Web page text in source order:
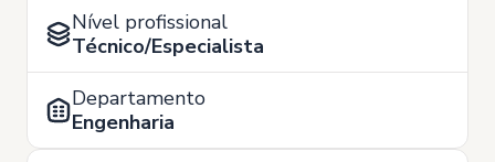
Nível profissional
Técnico/Especialista
Departamento
Engenharia